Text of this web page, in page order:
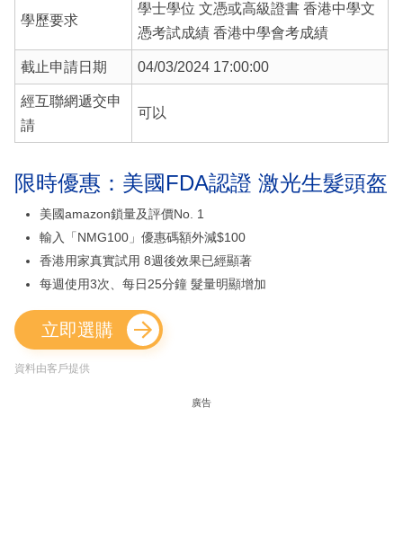
學歷要求
學士學位 文憑或高級證書 香港中學文
憑考試成績 香港中學會考成績
截止申請日期 04/03/2024 17:00:00
經互聯網遞交申
請
可以
限時優惠：美國FDA認證 激光生髮頭盔
美國amazon鎖量及評價No. 1
輸入「NMG100」優惠碼額外減$100
香港用家真實試用 8週後效果已經顯著
每週使用3次、每日25分鐘 髮量明顯增加
立即選購
資料由客戶提供
廣告